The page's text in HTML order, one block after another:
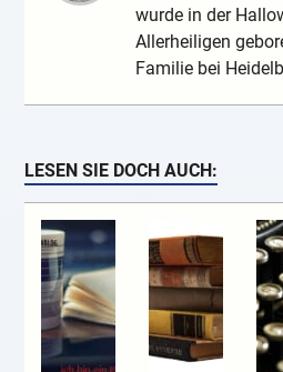
wurde in der
Allerheiligen
Familie bei
LESEN SIE DOCH AUCH: